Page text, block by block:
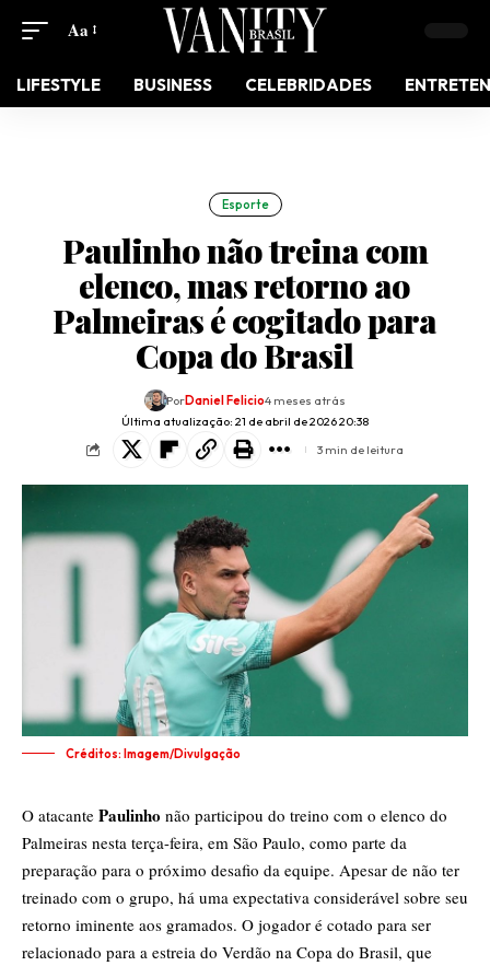
Aa
LIFESTYLE BUSINESS CELEBRIDADES
Esporte
Paulinho não treina com
elenco, mas retorno ao
Palmeiras é cogitado para
Copa do Brasil
Última atualização: 21 de abril de 2026 20:38
PorDaniel Felicio4 meses atrás
3 min de leitura
Créditos: Imagem/Divulgação
O atacante Paulinho não participou do treino com o elenco do
Palmeiras nesta terça-feira, em São Paulo, como parte da
preparação para o próximo desafio da equipe. Apesar de não ter
treinado com o grupo, há uma expectativa considerável sobre seu
retorno iminente aos gramados. O jogador é cotado para ser
relacionado para a estreia do Verdão na Copa do Brasil, que